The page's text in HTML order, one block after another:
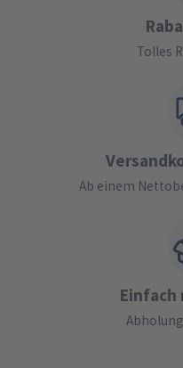
Tolles
Ab einem